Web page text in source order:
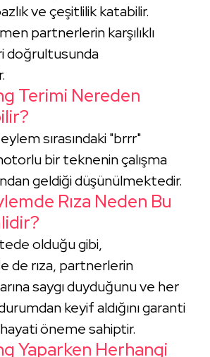
ve çeşitlilik katabilir.
partnerlerin karşılıklı
doğrultusunda
Terimi Nereden
sırasındaki "brrr"
bir teknenin çalışma
geldiği düşünülmektedir.
Rıza Neden Bu
olduğu gibi,
de rıza, partnerlerin
saygı duyduğunu ve her
keyif aldığını garanti
öneme sahiptir.
Yaparken Herhangi